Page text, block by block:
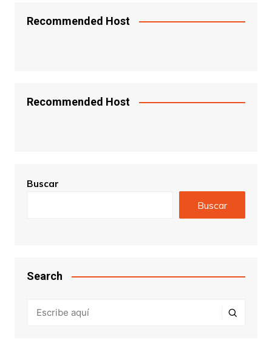
Recommended Host
Recommended Host
Buscar
Buscar
Search